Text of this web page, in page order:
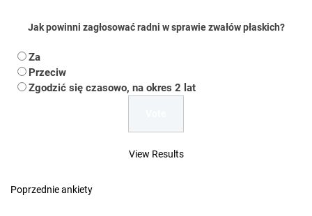
Jak powinni zagłosować radni w sprawie zwałów płaskich?
Za
Przeciw
Zgodzić się czasowo, na okres 2 lat
View Results
Poprzednie ankiety